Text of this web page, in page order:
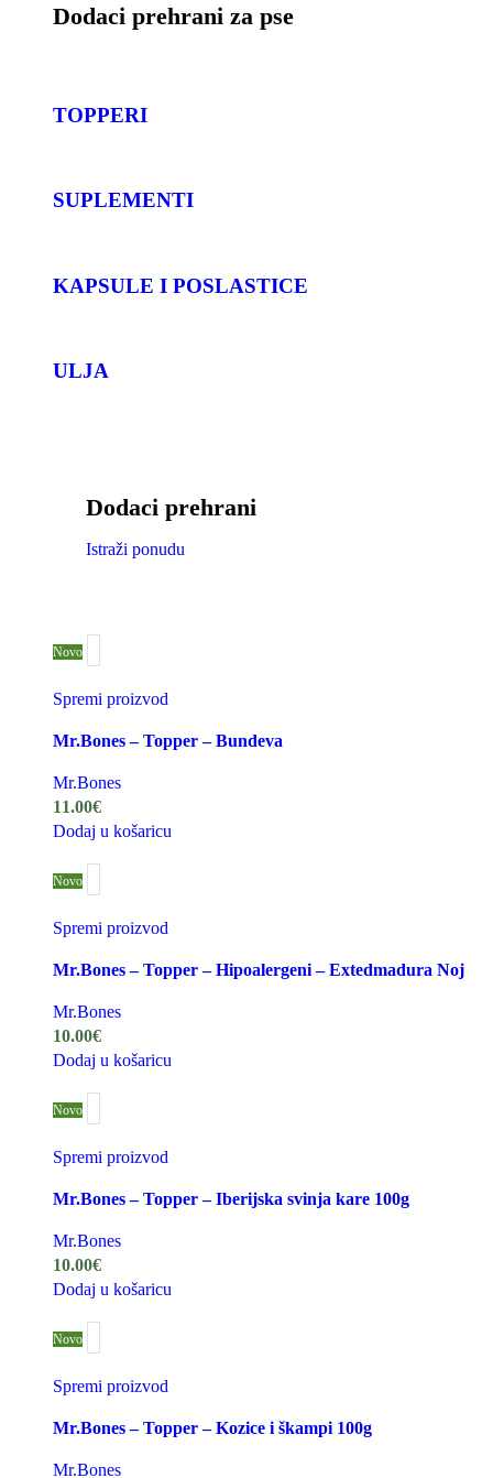
Dodaci prehrani za pse
TOPPERI
SUPLEMENTI
KAPSULE I POSLASTICE
ULJA
Dodaci prehrani
Istraži ponudu
Novo
Spremi proizvod
Mr.Bones – Topper – Bundeva
Mr.Bones
11.00€
Dodaj u košaricu
Novo
Spremi proizvod
Mr.Bones – Topper – Hipoalergeni – Extedmadura Noj
Mr.Bones
10.00€
Dodaj u košaricu
Novo
Spremi proizvod
Mr.Bones – Topper – Iberijska svinja kare 100g
Mr.Bones
10.00€
Dodaj u košaricu
Novo
Spremi proizvod
Mr.Bones – Topper – Kozice i škampi 100g
Mr.Bones